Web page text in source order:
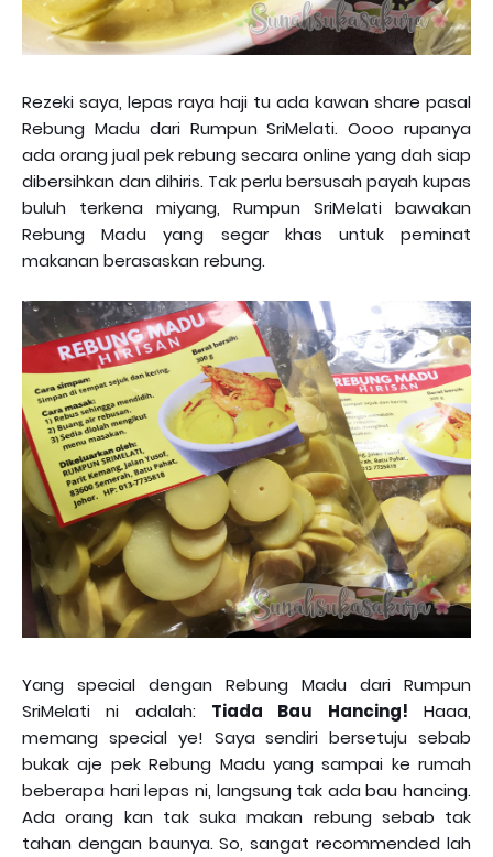
Rezeki saya, lepas raya haji tu ada kawan share pasal
Rebung Madu dari Rumpun SriMelati. Oooo rupanya
ada orang jual pek rebung secara online yang dah siap
dibersihkan dan dihiris. Tak perlu bersusah payah kupas
buluh terkena miyang, Rumpun SriMelati bawakan
Rebung Madu yang segar khas untuk peminat
makanan berasaskan rebung.
Yang special dengan Rebung Madu dari Rumpun
SriMelati ni adalah: Tiada Bau Hancing! Haaa,
memang special ye! Saya sendiri bersetuju sebab
bukak aje pek Rebung Madu yang sampai ke rumah
beberapa hari lepas ni, langsung tak ada bau hancing.
Ada orang kan tak suka makan rebung sebab tak
tahan dengan baunya. So, sangat recommended lah